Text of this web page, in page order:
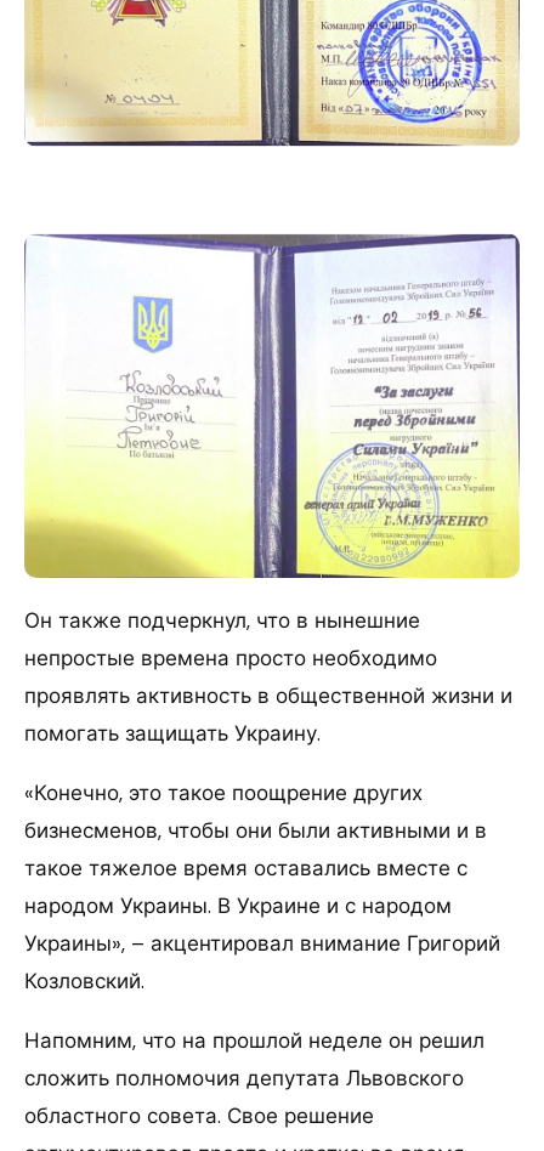
Он также подчеркнул, что в нынешние
непростые времена просто необходимо
проявлять активность в общественной жизни и
помогать защищать Украину.
«Конечно, это такое поощрение других
бизнесменов, чтобы они были активными и в
такое тяжелое время оставались вместе с
народом Украины. В Украине и с народом
Украины», – акцентировал внимание Григорий
Козловский.
Напомним, что на прошлой неделе он решил
сложить полномочия депутата Львовского
областного совета. Свое решение